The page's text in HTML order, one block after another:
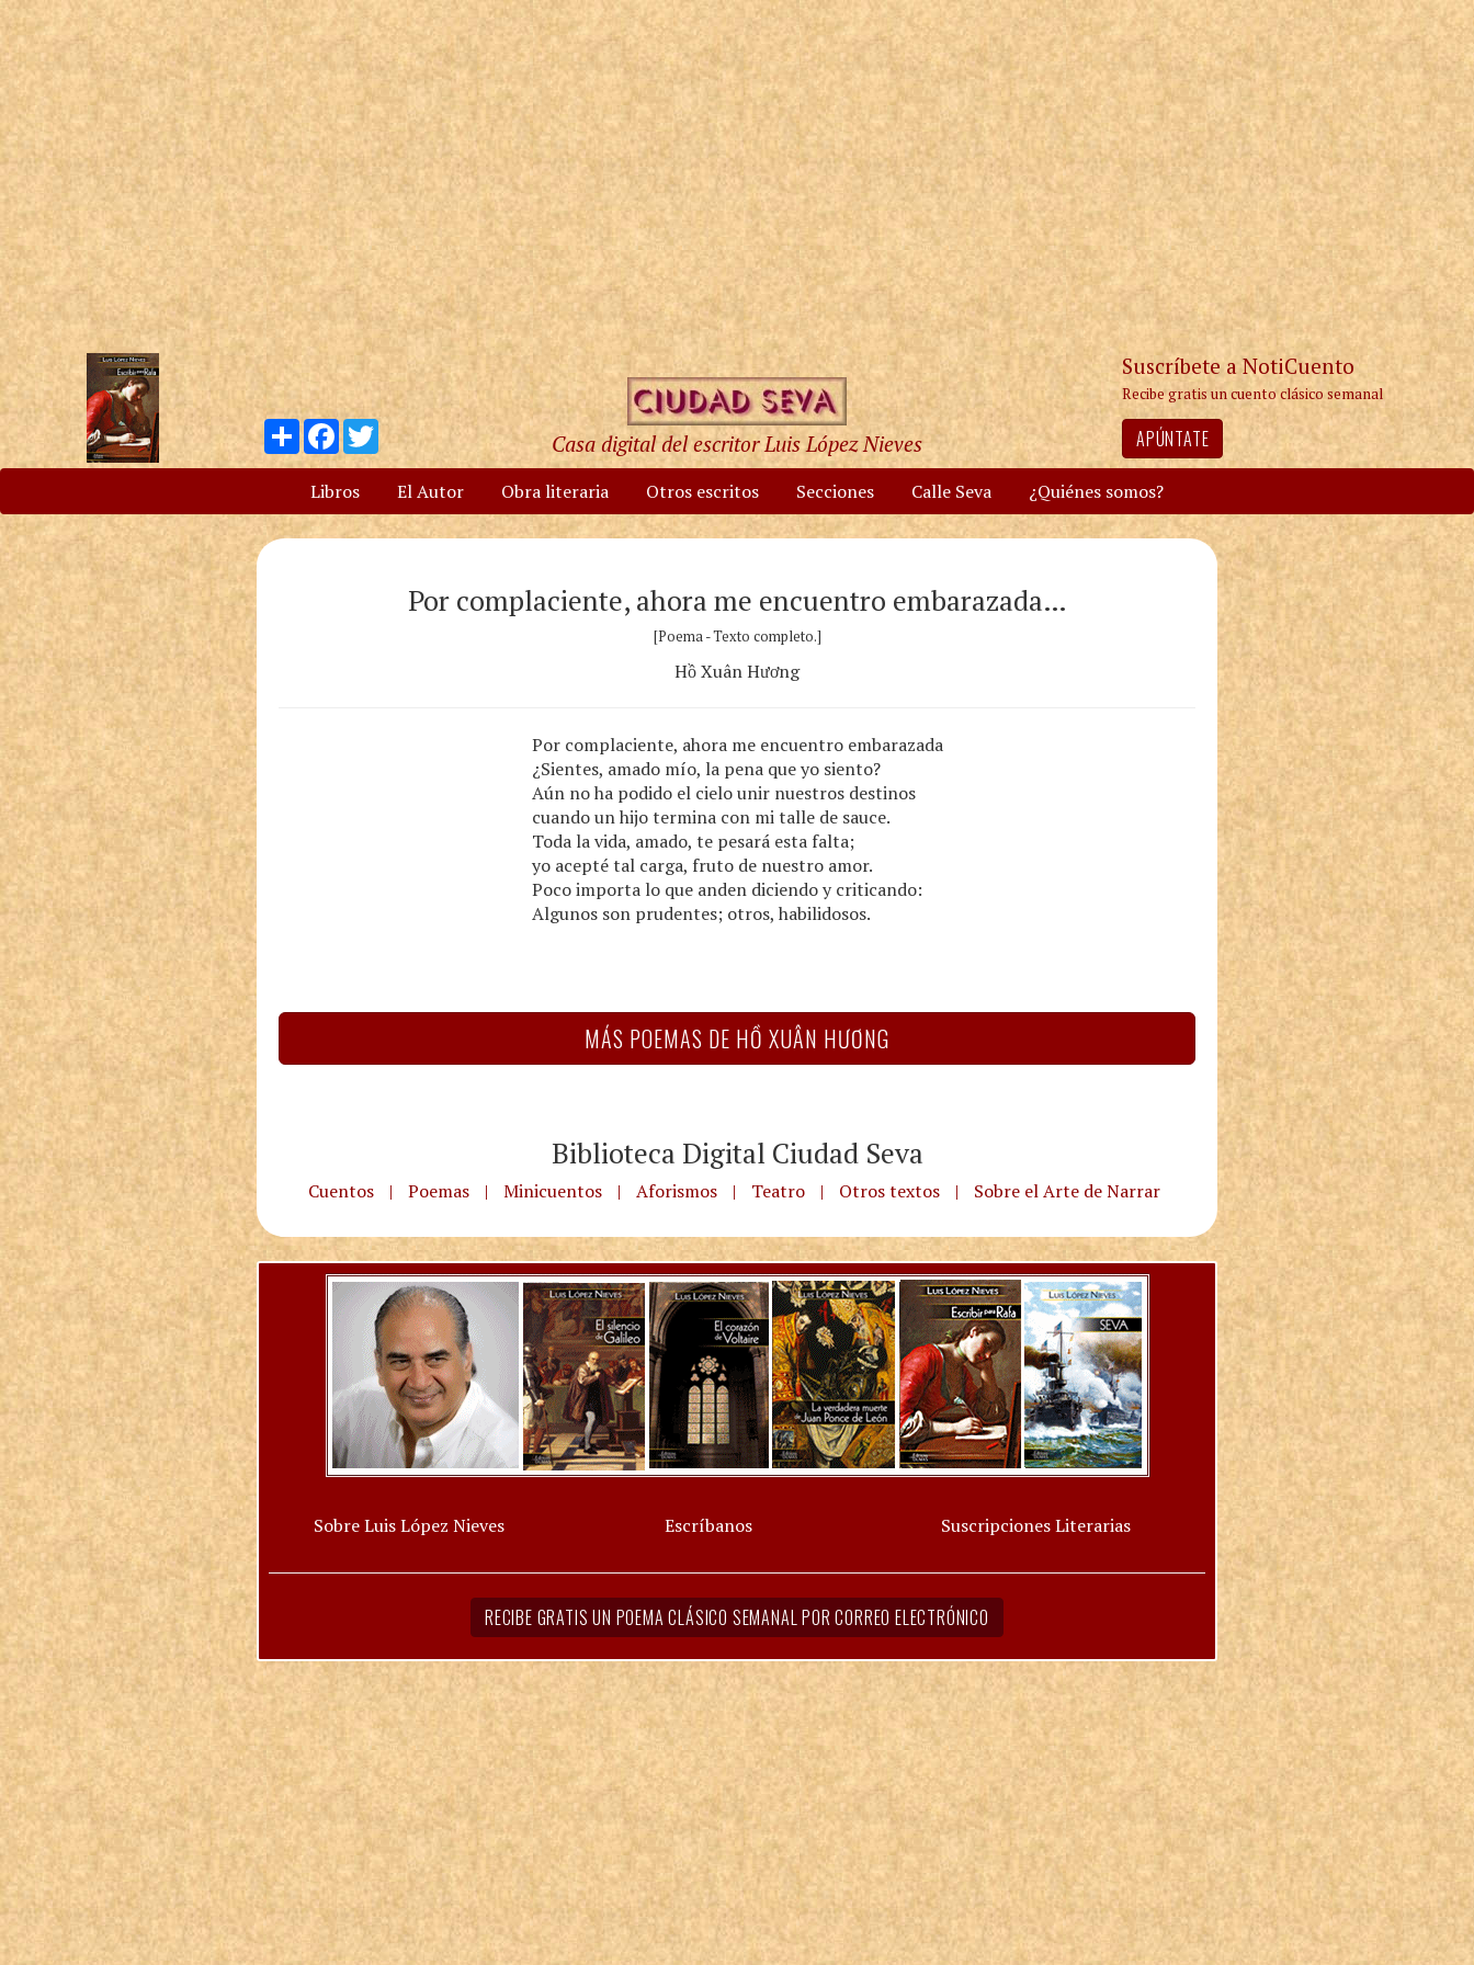
Compartir
Facebook
Twitter
Casa digital del escritor Luis López Nieves
Suscríbete a NotiCuento
Recibe gratis un cuento clásico semanal
APÚNTATE
Libros El Autor Obra literaria Otros escritos Secciones Calle Seva ¿Quiénes somos?
Por complaciente, ahora me encuentro embarazada…
[Poema - Texto completo.]
Hồ Xuân Hương
Por complaciente, ahora me encuentro embarazada
¿Sientes, amado mío, la pena que yo siento?
Aún no ha podido el cielo unir nuestros destinos
cuando un hijo termina con mi talle de sauce.
Toda la vida, amado, te pesará esta falta;
yo acepté tal carga, fruto de nuestro amor.
Poco importa lo que anden diciendo y criticando:
Algunos son prudentes; otros, habilidosos.
MÁS POEMAS DE HỒ XUÂN HƯƠNG
Biblioteca Digital Ciudad Seva
Cuentos | Poemas | Minicuentos | Aforismos | Teatro | Otros textos | Sobre el Arte de Narrar
Sobre Luis López Nieves Escríbanos Suscripciones Literarias
RECIBE GRATIS UN POEMA CLÁSICO SEMANAL POR CORREO ELECTRÓNICO